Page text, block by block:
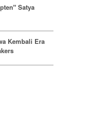
Satya
Kembali Era